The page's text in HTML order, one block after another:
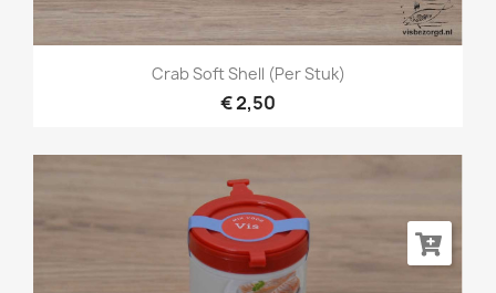
Crab Soft Shell (per Stuk)
€ 2,50